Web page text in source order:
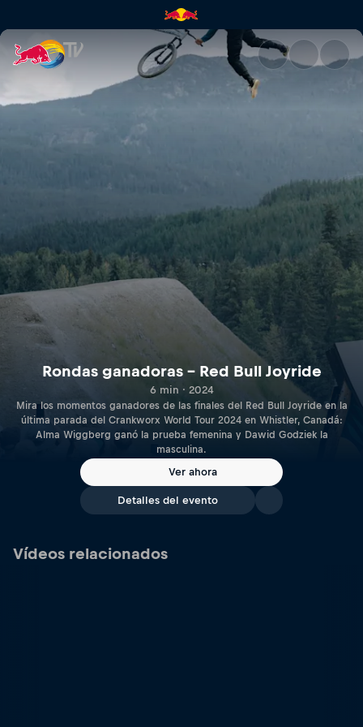
Rondas ganadoras – Red
Rondas ganadoras – Red Bull Joyride
6 min · 2024
Mira los momentos ganadores de las finales del Red Bull Joyride en la
última parada del Crankworx World Tour 2024 en Whistler, Canadá:
Alma Wiggberg ganó la prueba femenina y Dawid Godziek la
masculina.
Ver ahora
Detalles del evento
Vídeos relacionados